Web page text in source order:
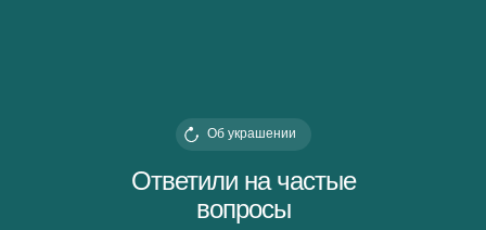
Ответили на частые
вопросы
Об украшении